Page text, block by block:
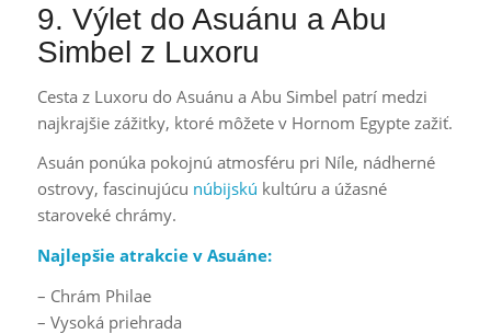
9. Výlet do Asuánu a Abu
Simbel z Luxoru
Cesta z Luxoru do Asuánu a Abu Simbel patrí medzi
najkrajšie zážitky, ktoré môžete v Hornom Egypte zažiť.
Asuán ponúka pokojnú atmosféru pri Níle, nádherné
ostrovy, fascinujúcu núbijskú kultúru a úžasné
staroveké chrámy.
Najlepšie atrakcie v Asuáne:
– Chrám Philae
– Vysoká priehrada